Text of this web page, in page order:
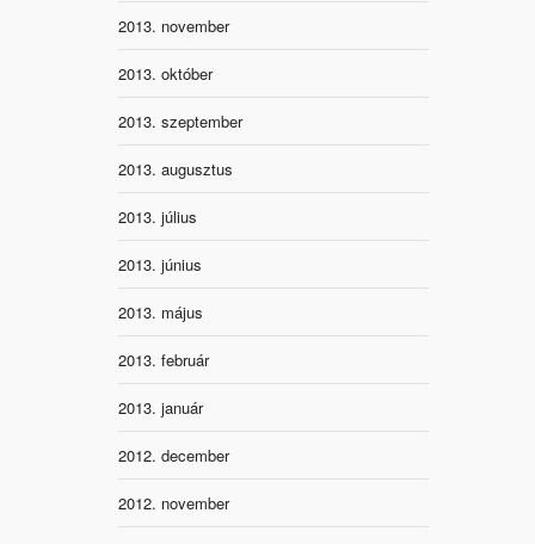
2013. november
2013. október
2013. szeptember
2013. augusztus
2013. július
2013. június
2013. május
2013. február
2013. január
2012. december
2012. november